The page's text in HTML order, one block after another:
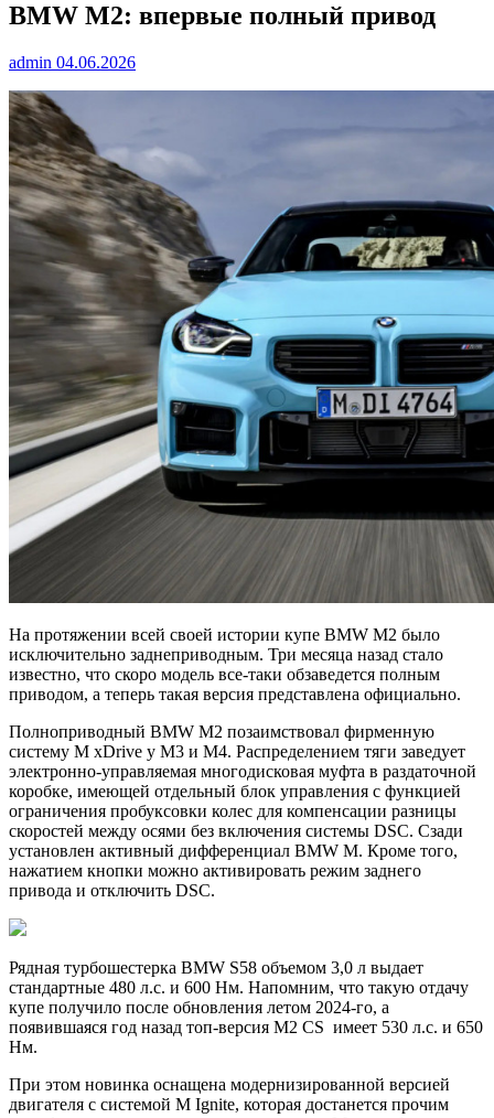
BMW M2: впервые полный привод
admin 04.06.2026
На протяжении всей своей истории купе BMW M2 было
исключительно заднеприводным. Три месяца назад стало
известно, что скоро модель все-таки обзаведется полным
приводом, а теперь такая версия представлена официально.
Полноприводный BMW M2 позаимствовал фирменную
систему M xDrive у M3 и M4. Распределением тяги заведует
электронно-управляемая многодисковая муфта в раздаточной
коробке, имеющей отдельный блок управления с функцией
ограничения пробуксовки колес для компенсации разницы
скоростей между осями без включения системы DSC. Сзади
установлен активный дифференциал BMW M. Кроме того,
нажатием кнопки можно активировать режим заднего
привода и отключить DSC.
Рядная турбошестерка BMW S58 объемом 3,0 л выдает
стандартные 480 л.с. и 600 Нм. Напомним, что такую отдачу
купе получило после обновления летом 2024-го, а
появившаяся год назад топ-версия M2 CS имеет 530 л.с. и 650
Нм.
При этом новинка оснащена модернизированной версией
двигателя с системой M Ignite, которая достанется прочим